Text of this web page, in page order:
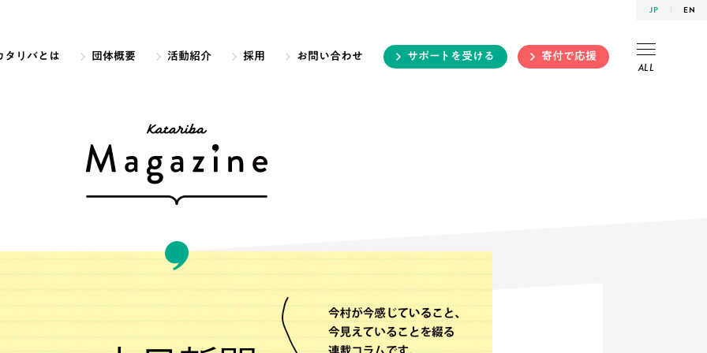
JP EN
タリバとは 団体概要 活動紹介 採用 お問い合わせ サポートを受ける 寄付で応援
ALL